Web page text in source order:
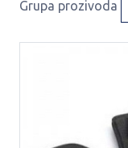
Grupa prozivoda